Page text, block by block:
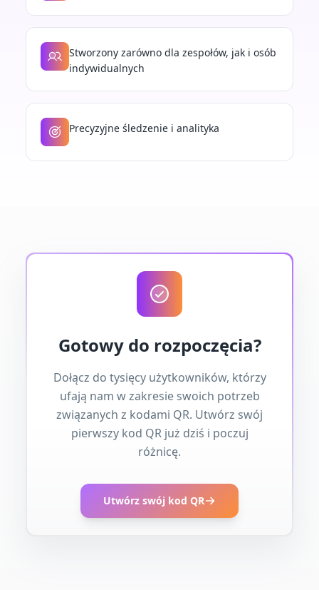
Stworzony zarówno dla zespołów, jak i osób
indywidualnych
Precyzyjne śledzenie i analityka
Gotowy do rozpoczęcia?
Dołącz do tysięcy użytkowników, którzy
ufają nam w zakresie swoich potrzeb
związanych z kodami QR. Utwórz swój
pierwszy kod QR już dziś i poczuj
różnicę.
Utwórz swój kod QR